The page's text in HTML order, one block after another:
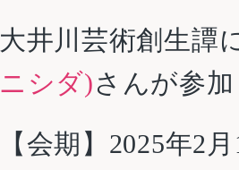
大井川芸術創生譚
ニシダ)さんが参
【会期】2025年2